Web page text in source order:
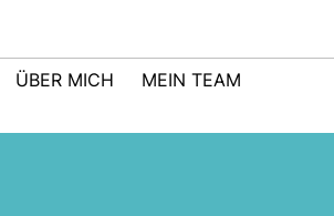
ÜBER MICH
MEIN TEAM